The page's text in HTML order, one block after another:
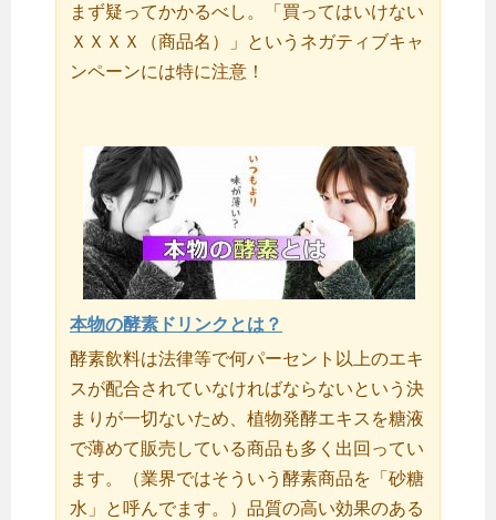
まず疑ってかかるべし。「買ってはいけない
ＸＸＸＸ（商品名）」というネガティブキャ
ンペーンには特に注意！
本物の酵素ドリンクとは？
酵素飲料は法律等で何パーセント以上のエキ
スが配合されていなければならないという決
まりが一切ないため、植物発酵エキスを糖液
で薄めて販売している商品も多く出回ってい
ます。（業界ではそういう酵素商品を「砂糖
水」と呼んでます。）品質の高い効果のある